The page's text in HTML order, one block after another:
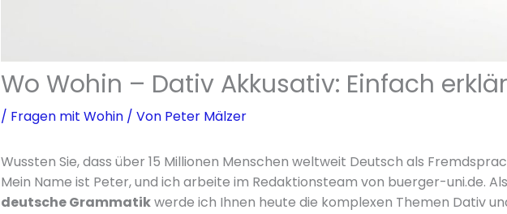
Wo Wohin – Dativ Akkusativ: Einfach
/ Fragen mit Wohin/ Von Peter Mälzer
Wussten Sie, dass über 15 Millionen Menschen weltweit Deutsch als
Mein Name ist Peter, und ich arbeite im Redaktionsteam von buerger-uni.de.
deutsche Grammatikwerde ich Ihnen heute die komplexen Themen Dativ